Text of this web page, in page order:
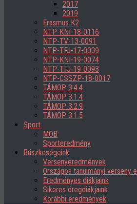
2017
2019
Erasmus K2
NTP-KNI-18-0116
NTP-TV-13-0091
NTP-TFJ-17-0039
NTP-KNI-19-0074
NTP-TFJ-19-0093
NTP-CSSZP-18-0017
TÁMOP 3.4.4
TÁMOP 3.1.4
TÁMOP 3.2.9
TÁMOP 3.1.5
Sport
MOB
Sporteredmény
Büszkeségeink
Versenyeredmények
Országos tanulmányi verseny
Eredményes diákjaink
Sikeres öregdiákjaink
Korábbi eredmények